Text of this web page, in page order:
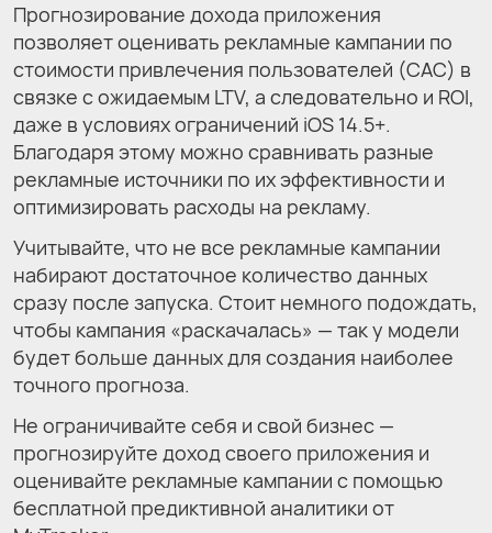
Прогнозирование дохода приложения
позволяет оценивать рекламные кампании по
стоимости привлечения пользователей (CAC) в
связке с ожидаемым LTV, а следовательно и ROI,
даже в условиях ограничений iOS 14.5+.
Благодаря этому можно сравнивать разные
рекламные источники по их эффективности и
оптимизировать расходы на рекламу.
Учитывайте, что не все рекламные кампании
набирают достаточное количество данных
сразу после запуска. Стоит немного подождать,
чтобы кампания «раскачалась» — так у модели
будет больше данных для создания наиболее
точного прогноза.
Не ограничивайте себя и свой бизнес —
прогнозируйте доход своего приложения и
оценивайте рекламные кампании с помощью
бесплатной предиктивной аналитики от